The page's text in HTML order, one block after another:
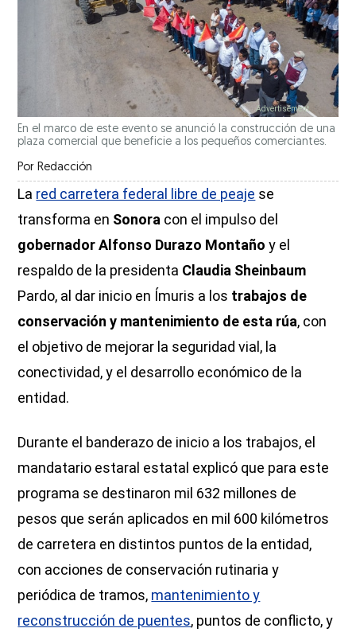
En el marco de este evento se anunció la construcción de una
plaza comercial que beneficie a los pequeños comerciantes.
Por Redacción
La red carretera federal libre de peaje se
transforma en Sonora con el impulso del
gobernador Alfonso Durazo Montañoy el
respaldo de la presidenta Claudia Sheinbaum
Pardo, al dar inicio en Ímuris a los trabajos de
conservación y mantenimiento de esta rúa, con
el objetivo de mejorar la seguridad vial, la
conectividad, y el desarrollo económico de la
entidad.
Durante el banderazo de inicio a los trabajos, el
mandatario estaral estatal explicó que para este
programa se destinaron mil 632 millones de
pesos que serán aplicados en mil 600 kilómetros
de carretera en distintos puntos de la entidad,
con acciones de conservación rutinaria y
periódica de tramos, mantenimiento y
reconstrucción de puentes, puntos de conflicto, y